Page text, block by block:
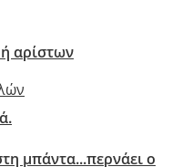
αρίστων
μπάντα...περνάει ο